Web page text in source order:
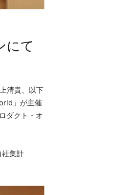
にて
清貴、以下
」が主催
ダクト・オ
社集計